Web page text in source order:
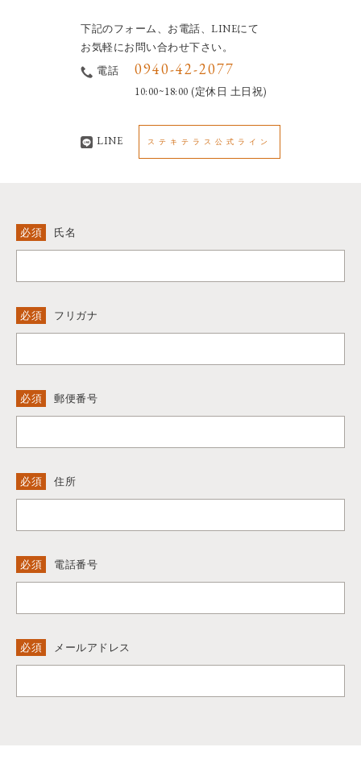
下記のフォーム、お電話、LINEにて
お気軽にお問い合わせ下さい。
電話
0940-42-2077
10:00~18:00 (定休日 土日祝)
LINE ステキテラス公式ライン
必須 氏名
必須 フリガナ
必須 郵便番号
必須 住所
必須 電話番号
必須 メールアドレス